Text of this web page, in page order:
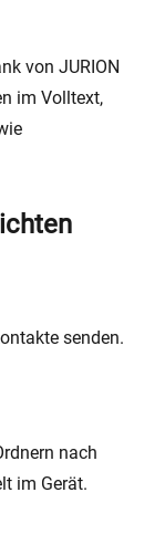
von JURION
im Volltext,
senden.
nach
im Gerät.